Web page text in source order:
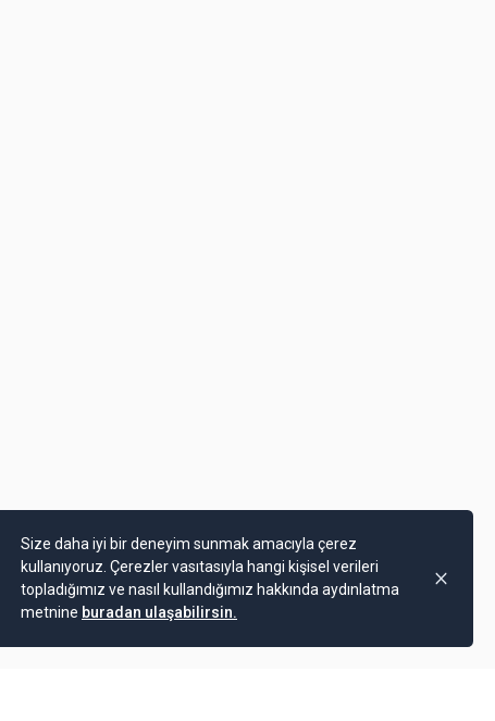
Size daha iyi bir deneyim sunmak amacıyla çerez
kullanıyoruz. Çerezler vasıtasıyla hangi kişisel verileri
topladığımız ve nasıl kullandığımız hakkında aydınlatma
metnine buradan ulaşabilirsin.